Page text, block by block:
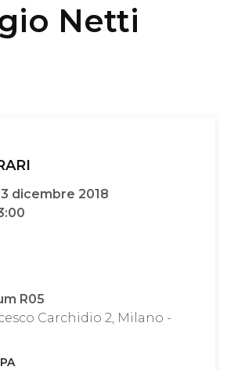
Netti
dicembre 2018
R05
Carchidio 2, Milano -